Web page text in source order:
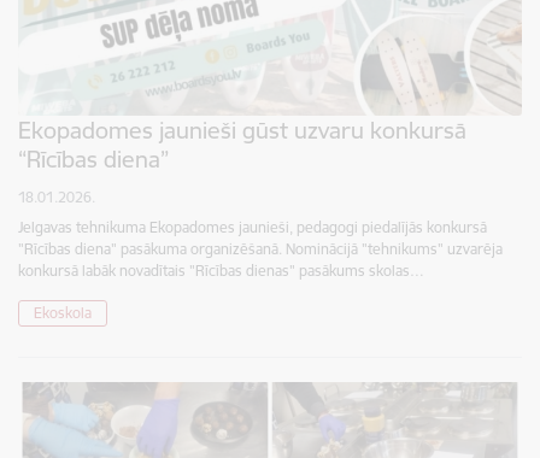
Ekopadomes jaunieši gūst uzvaru konkursā
“Rīcības diena”
18.01.2026.
Jelgavas tehnikuma Ekopadomes jaunieši, pedagogi piedalījās konkursā
"Rīcības diena" pasākuma organizēšanā. Nominācijā "tehnikums" uzvarēja
konkursā labāk novadītais "Rīcības dienas" pasākums skolas…
Ekoskola